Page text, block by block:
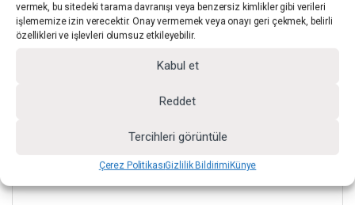
vermek, bu sitedeki tarama davranışı veya benzersiz kimlikler gibi verileri
işlememize izin verecektir. Onay vermemek veya onayı geri çekmek, belirli
özellikleri ve işlevleri olumsuz etkileyebilir.
Kabul et
Reddet
Tercihleri görüntüle
Çerez PolitikasıGizlilik BildirimiKünye
öncesinde zaman kaybettirmeden kullanıma hazır
hale gelir. Mobil çalışan kullanıcılar için pratik bir
KULLANIM ALANLARI